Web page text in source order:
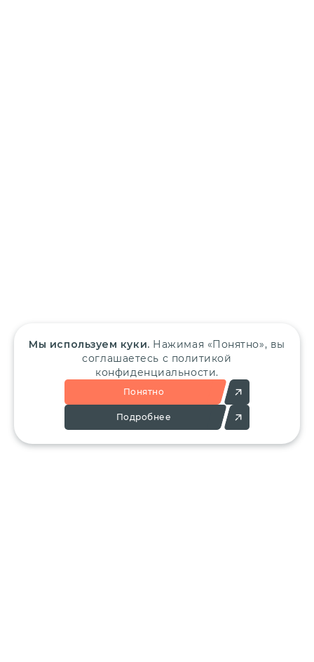
Мы используем куки. Нажимая «Понятно», вы
соглашаетесь с политикой
конфиденциальности.
Понятно
Подробнее